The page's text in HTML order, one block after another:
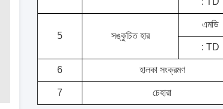
5 সঙ্কুচিত হার
এমডি
: TD
6 হালকা সংক্রমণ
7 চেহারা